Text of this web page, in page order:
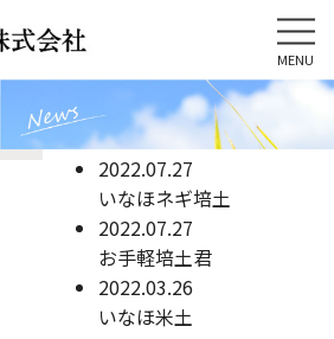
MENU
2022.07.27
いなほネギ培土
2022.07.27
お手軽培土君
2022.03.26
いなほ米土